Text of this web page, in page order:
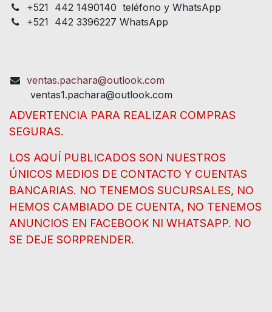
+521 442 1490140 teléfono y WhatsApp
+521 442 3396227 WhatsApp
ventas.pachara@outlook.com
ventas1.pachara@outlook.com
ADVERTENCIA PARA REALIZAR COMPRAS
SEGURAS.
LOS AQUÍ PUBLICADOS SON NUESTROS
ÚNICOS MEDIOS DE CONTACTO Y CUENTAS
BANCARIAS. NO TENEMOS SUCURSALES, NO
HEMOS CAMBIADO DE CUENTA, NO TENEMOS
ANUNCIOS EN FACEBOOK NI WHATSAPP. NO
SE DEJE SORPRENDER.